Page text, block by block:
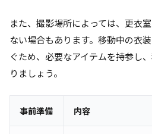
また、撮影場所によっては、更衣
ない場合もあります。移動中の衣
ぐため、必要なアイテムを持参し
りましょう。
事前準備 内容